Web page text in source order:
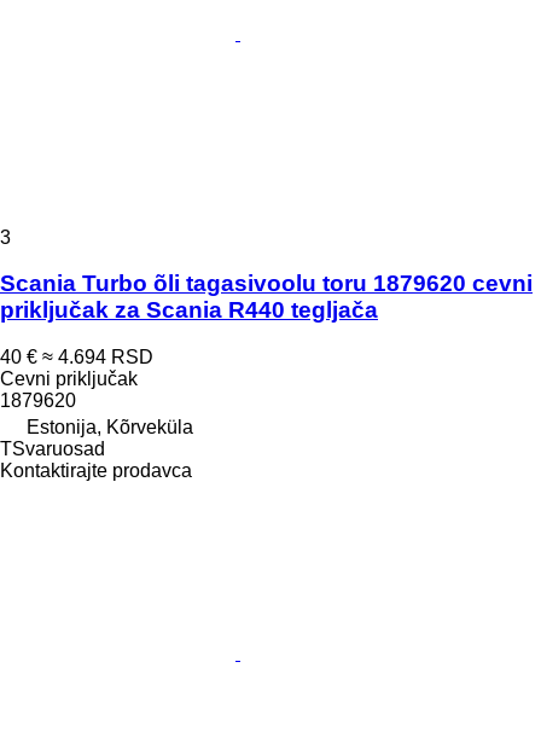
3
Scania Turbo õli tagasivoolu toru 1879620 cevni
priključak za Scania R440 tegljača
40 € ≈ 4.694 RSD
Cevni priključak
1879620
Estonija, Kõrveküla
TSvaruosad
Kontaktirajte prodavca